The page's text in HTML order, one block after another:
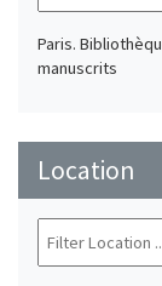
Paris.
manuscrits
Location